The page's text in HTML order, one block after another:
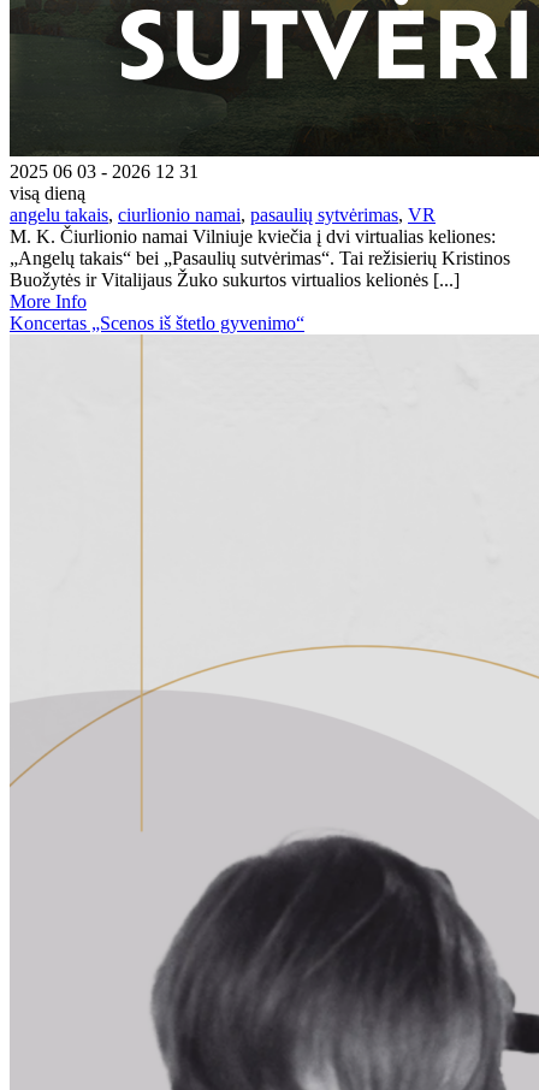
2025 06 03 - 2026 12 31
visą dieną
angelu takais, ciurlionio namai, pasaulių sytvėrimas, VR
M. K. Čiurlionio namai Vilniuje kviečia į dvi virtualias keliones:
„Angelų takais“ bei „Pasaulių sutvėrimas“. Tai režisierių Kristinos
Buožytės ir Vitalijaus Žuko sukurtos virtualios kelionės [...]
More Info
Koncertas „Scenos iš štetlo gyvenimo“